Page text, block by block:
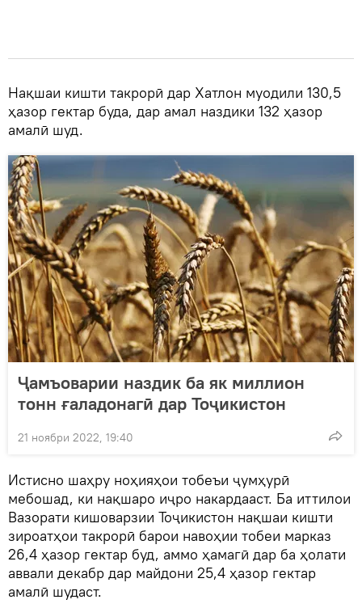
Нақшаи кишти такрорӣ дар Хатлон муодили 130,5
ҳазор гектар буда, дар амал наздики 132 ҳазор
амалӣ шуд.
Ҷамъоварии наздик ба як миллион
тонн ғаладонагӣ дар Тоҷикистон
21 ноябри 2022, 19:40
Истисно шаҳру ноҳияҳои тобеъи ҷумҳурӣ
мебошад, ки нақшаро иҷро накардааст. Ба иттилои
Вазорати кишоварзии Тоҷикистон нақшаи кишти
зироатҳои такрорӣ барои навоҳии тобеи марказ
26,4 ҳазор гектар буд, аммо ҳамагӣ дар ба ҳолати
аввали декабр дар майдони 25,4 ҳазор гектар
амалӣ шудаст.